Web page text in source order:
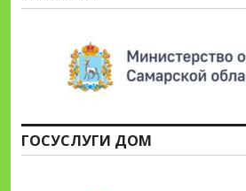
ГОСУСЛУГИ ДОМ